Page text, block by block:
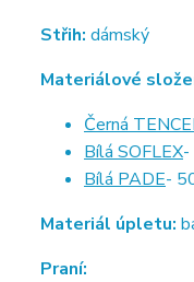
Střih: dámský
Materiálové
Černá
Bílá SOFLEX-
Bílá PADE-
Materiál úpletu:
Praní: